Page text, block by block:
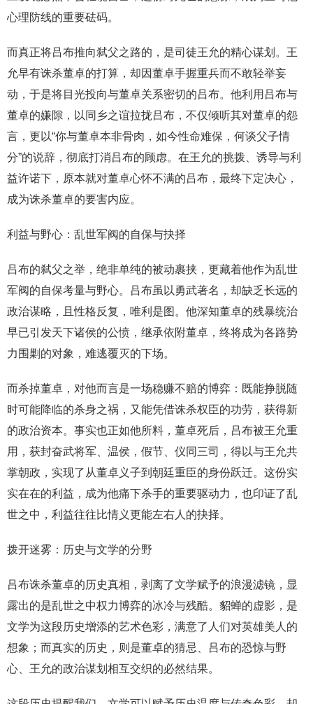
心理防线的重要砝码。
而真正将吕布推向弑父之路的，是司徒王允的精心谋划。王
允早有诛杀董卓的打算，却因董卓手握重兵而不敢轻举妄
动，于是将目光投向与董卓关系密切的吕布。他利用吕布与
董卓的嫌隙，以同乡之谊拉拢吕布，不仅倾听其对董卓的怨
言，更以“你与董卓本非骨肉，如今性命难保，何谈父子情
分”的说辞，彻底打消吕布的顾虑。在王允的挑拨、诱导与利
益许诺下，原本就对董卓心怀不满的吕布，最终下定决心，
成为诛杀董卓的要害内应。
利益与野心：乱世军阀的自保与抉择
吕布的弑父之举，绝非单纯的被动裹挟，更藏着他作为乱世
军阀的自保考量与野心。吕布虽以勇武著名，却缺乏长远的
政治谋略，且性格反复，唯利是图。他深知董卓的残暴统治
早已引发天下诸侯的公愤，继承依附董卓，终将成为各路势
力围剿的对象，难逃覆灭的下场。
而杀掉董卓，对他而言是一场稳赚不赔的博弈：既能挣脱随
时可能降临的杀身之祸，又能凭借诛杀权臣的功劳，获得新
的政治资本。事实也正如他所料，董卓死后，吕布被王允重
用，获封奋武将军、温侯，假节、仪同三司，得以与王允共
掌朝政，实现了从董卓义子到朝廷重臣的身份跃迁。这份实
实在在的利益，成为他痛下杀手的重要驱动力，也印证了乱
世之中，利益往往比情义更能左右人的抉择。
拨开迷雾：历史与文学的分野
吕布诛杀董卓的历史真相，剥离了文学赋予的浪漫滤镜，显
露出的是乱世之中权力博弈的冰冷与残酷。貂蝉的虚影，是
文学为这段历史增添的艺术色彩，满意了人们对英雄美人的
想象；而真实的历史，则是董卓的猜忌、吕布的恐惊与野
心、王允的政治谋划相互交织的必然结果。